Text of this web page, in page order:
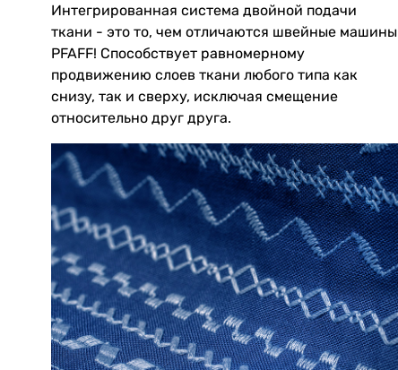
Интегрированная система двойной подачи
ткани - это то, чем отличаются швейные машины
PFAFF! Способствует равномерному
продвижению слоев ткани любого типа как
снизу, так и сверху, исключая смещение
относительно друг друга.